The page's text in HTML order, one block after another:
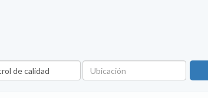
Ubicación